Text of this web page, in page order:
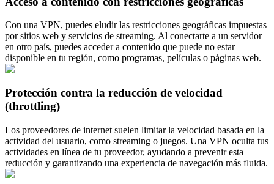
Con una VPN, puedes eludir las restricciones geográficas impuestas
por sitios web y servicios de streaming. Al conectarte a un servidor
en otro país, puedes acceder a contenido que puede no estar
disponible en tu región, como programas, películas o páginas web.
Protección contra la reducción de velocidad
(throttling)
Los proveedores de internet suelen limitar la velocidad basada en la
actividad del usuario, como streaming o juegos. Una VPN oculta tus
actividades en línea de tu proveedor, ayudando a prevenir esta
reducción y garantizando una experiencia de navegación más fluida.